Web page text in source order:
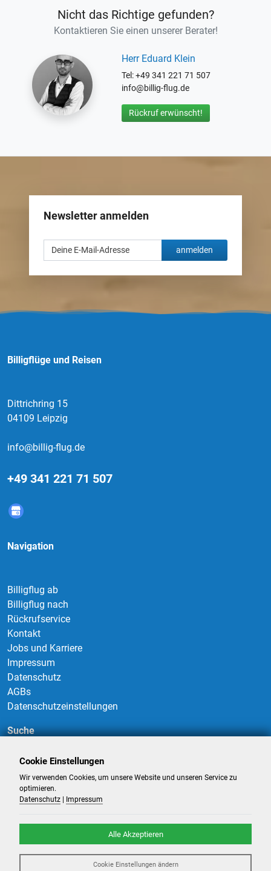
Nicht das Richtige gefunden?
Kontaktieren Sie einen unserer Berater!
Herr Eduard Klein
Tel: +49 341 221 71 507
info@billig-flug.de
Rückruf erwünscht!
Newsletter anmelden
anmelden
Billigflüge und Reisen
Dittrichring 15
04109 Leipzig
info@billig-flug.de
+49 341 221 71 507
Navigation
Billigflug ab
Billigflug nach
Rückrufservice
Kontakt
Jobs und Karriere
Impressum
Datenschutz
AGBs
Datenschutzeinstellungen
Suche
Suchen
Billigflüge und Reisen- Alle Rechte reserviert. -
Cookie Einstellungen
Wir verwenden Cookies, um unsere Website und unseren Service zu
optimieren.
Datenschutz
Impressum
Alle Akzeptieren
Cookie Einstellungen ändern